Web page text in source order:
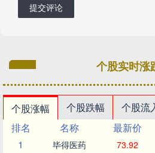
提交评论
个股实时涨
个股涨幅 个股跌幅 个股流
排名
名称 最新价
1
毕得医药 73.92